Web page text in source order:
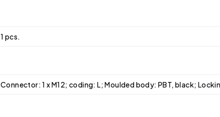
1 pcs.
Connector: 1 x M12; coding: L; Moulded body: PBT, black;